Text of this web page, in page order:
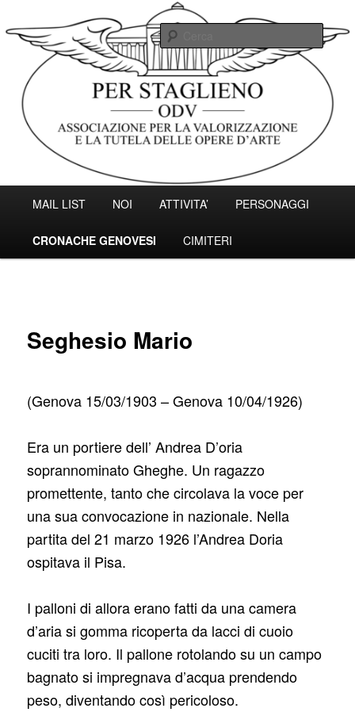
al
contenuto
principale
Associazione Per Staglieno ODV –
Genova
Associazione per la valorizzazione e la tutela delle opere d'arte.
MenuMAIL LIST NOI ATTIVITA’ PERSONAGGI
CRONACHE GENOVESI CIMITERI
Seghesio Mario
(Genova 15/03/1903 – Genova 10/04/1926)
Era un portiere dell’ Andrea D’oria
soprannominato Gheghe. Un ragazzo
promettente, tanto che circolava la voce per
una sua convocazione in nazionale. Nella
partita del 21 marzo 1926 l’Andrea Doria
ospitava il Pisa.
I palloni di allora erano fatti da una camera
d’aria si gomma ricoperta da lacci di cuoio
cuciti tra loro. Il pallone rotolando su un campo
bagnato si impregnava d’acqua prendendo
peso, diventando così pericoloso.